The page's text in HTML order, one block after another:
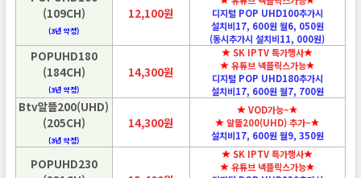
(109CH)
(3년 약정)
12,100원
디지털 POP UHD100추가시
설치비17, 600원 월6, 050원
(동시추가시 설치비11, 000원)
POPUHD180
(184CH)
(3년 약정)
14,300원
SK IPTV 특가행사
유튜브 넥플릭스가능
디지털 POP UHD180추가시
설치비17, 600원 월7, 700원
Btv알뜰200(UHD)
(205CH)
(3년 약정)
14,300원
VOD가능~
알뜰200(UHD) 추가~
설치비17, 600원 월9, 350원
POPUHD230
SK IPTV 특가행사
유튜브 넥플릭스가능